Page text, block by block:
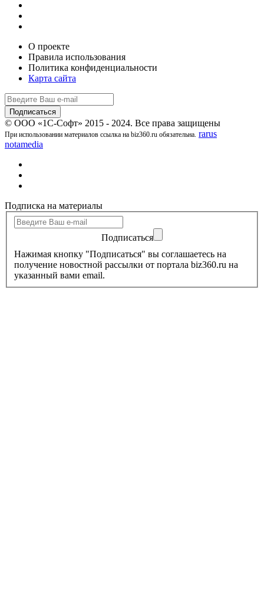
О проекте
Правила использования
Политика конфиденциальности
Карта сайта
© ООО «1С-Софт» 2015 - 2024. Все права защищены
При использовании материалов ссылка на biz360.ru обязательна. rarus
notamedia
Подписка на материалы
Подписаться
Нажимая кнопку "Подписаться" вы соглашаетесь на
получение новостной рассылки от портала biz360.ru на
указанный вами email.